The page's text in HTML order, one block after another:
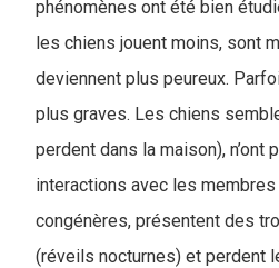
phénomènes ont été bien
les chiens jouent moins, sont
deviennent plus peureux.
plus graves. Les chiens
perdent dans la maison), n’ont
interactions avec les
congénères, présentent des
(réveils nocturnes) et perdent